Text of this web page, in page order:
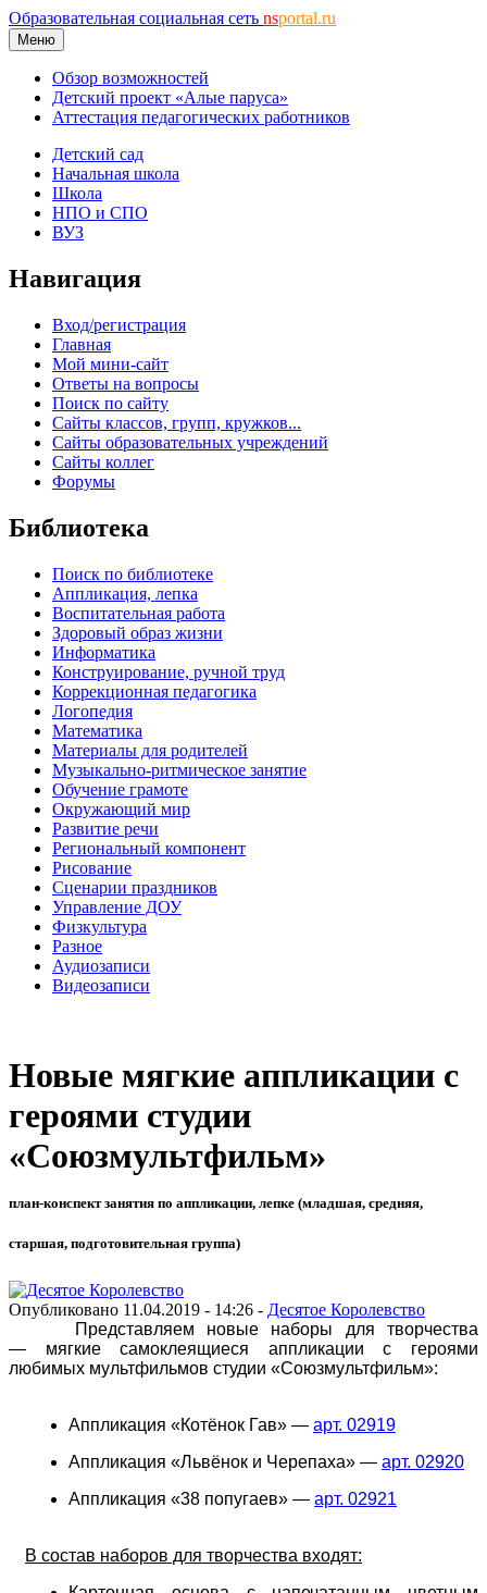
Образовательная социальная сеть nsportal.ru
Меню
Обзор возможностей
Детский проект «Алые паруса»
Аттестация педагогических работников
Детский сад
Начальная школа
Школа
НПО и СПО
ВУЗ
Навигация
Вход/регистрация
Главная
Мой мини-сайт
Ответы на вопросы
Поиск по сайту
Сайты классов, групп, кружков...
Сайты образовательных учреждений
Сайты коллег
Форумы
Библиотека
Поиск по библиотеке
Аппликация, лепка
Воспитательная работа
Здоровый образ жизни
Информатика
Конструирование, ручной труд
Коррекционная педагогика
Логопедия
Математика
Материалы для родителей
Музыкально-ритмическое занятие
Обучение грамоте
Окружающий мир
Развитие речи
Региональный компонент
Рисование
Сценарии праздников
Управление ДОУ
Физкультура
Разное
Аудиозаписи
Видеозаписи
Новые мягкие аппликации с
героями студии
«Союзмультфильм»
план-конспект занятия по аппликации, лепке (младшая, средняя,
старшая, подготовительная группа)
Опубликовано 11.04.2019 - 14:26 - Десятое Королевство
Представляем новые наборы для творчества
— мягкие самоклеящиеся аппликации с героями
любимых мультфильмов студии «Союзмультфильм»:
Аппликация «Котёнок Гав» — арт. 02919
Аппликация «Львёнок и Черепаха» — арт. 02920
Аппликация «38 попугаев» — арт. 02921
В состав наборов для творчества входят: